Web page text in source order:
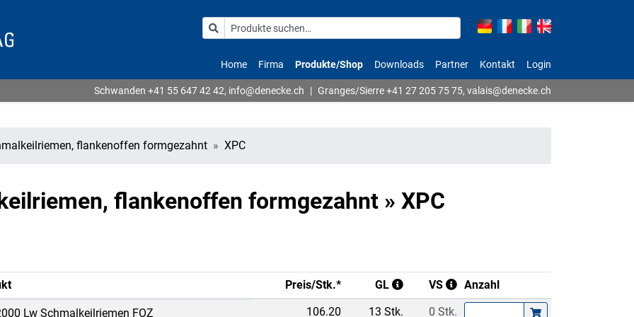
Home Firma Produkte/Shop Downloads Partner Kontakt Login
Schwanden +41 55 647 42 42, info@denecke.ch | Granges/Sierre+41 27 205 75 75, valais@denecke.ch
flankenoffen formgezahnt XPC
flankenoffen formgezahnt » XPC
Preis/Stk.* GL VS Anzahl
Lw Schmalkeilriemen FOZ 106.20 13 Stk. 0 Stk.